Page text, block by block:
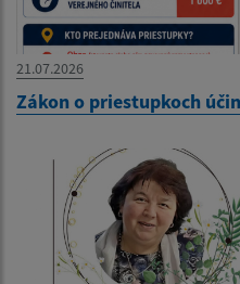
21.07.2026
Zákon o priestupkoch